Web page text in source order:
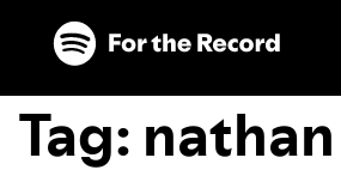
Skip to main content
Skip to footer
Tag: